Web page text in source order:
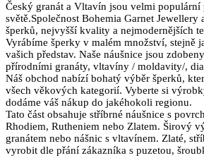
Český granát a Vltavín jsou velmi populární
světě.Společnost Bohemia Garnet Jewellery
šperků, nejvyšší kvality a nejmodernějších
Vyrábíme šperky v malém množství, stejně
vašich představ. Naše náušnice jsou
přírodními granáty, vltavíny / moldavity/,
Náš obchod nabízí bohatý výběr šperků,
všech věkových kategorií. Vyberte si
dodáme váš nákup do jakéhokoli regionu.
Tato část obsahuje stříbrné náušnice s
Rhodiem, Rutheniem nebo Zlatem. Širový
granátem nebo nášnic s vltavínem. Zlaté,
vyrobit dle přání zákazníka s puzetou,